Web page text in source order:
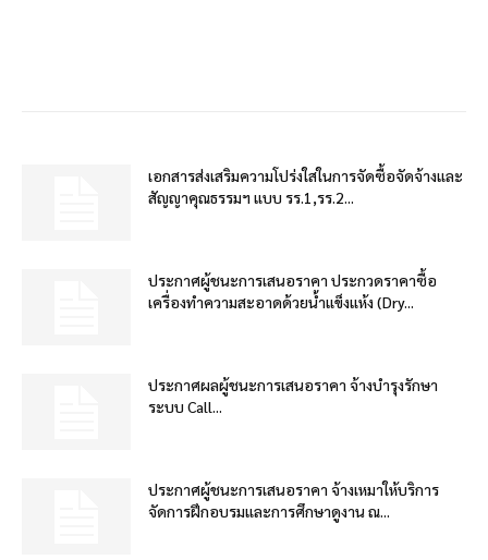
เอกสารส่งเสริมความโปร่งใสในการจัดซื้อจัดจ้างและ
สัญญาคุณธรรมฯ แบบ รร.1,รร.2...
ประกาศผู้ชนะการเสนอราคา ประกวดราคาซื้อ
เครื่องทำความสะอาดด้วยน้ำแข็งแห้ง (Dry...
ประกาศผลผู้ชนะการเสนอราคา จ้างบำรุงรักษา
ระบบ Call...
ประกาศผู้ชนะการเสนอราคา จ้างเหมาให้บริการ
จัดการฝึกอบรมและการศึกษาดูงาน ณ...